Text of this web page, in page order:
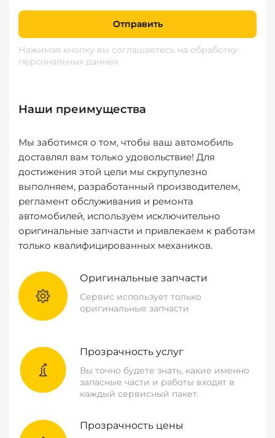
Отправить
Нажимая кнопку вы соглашаетесь на обработку
персональных данных
Наши преимущества
Мы заботимся о том, чтобы ваш автомобиль
доставлял вам только удовольствие! Для
достижения этой цели мы скрупулезно
выполняем, разработанный производителем,
регламент обслуживания и ремонта
автомобилей, используем исключительно
оригинальные запчасти и привлекаем к работам
только квалифицированных механиков.
Оригинальные запчасти
Сервис использует только
оригинальные запчасти
Прозрачность услуг
Вы точно будете знать, какие именно
запасные части и работы входят в
каждый сервисный пакет.
Прозрачность цены